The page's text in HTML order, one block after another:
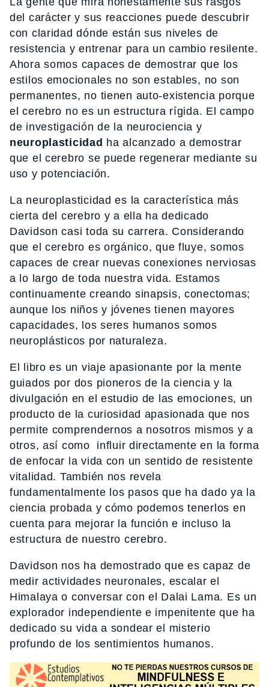
del carácter y sus reacciones puede descubrir
con claridad dónde están sus niveles de
resistencia y entrenar para un cambio resilente.
Ahora somos capaces de demostrar que los
estilos emocionales no son estables, no son
permanentes, no tienen auto-existencia porque
el cerebro no es un estructura rígida. El campo
de investigación de la neurociencia y
neuroplasticidad ha alcanzado a demostrar
que el cerebro se puede regenerar mediante su
uso y potenciación.
La neuroplasticidad es la característica más
cierta del cerebro y a ella ha dedicado
Davidson casi toda su carrera. Considerando
que el cerebro es orgánico, que fluye, somos
capaces de crear nuevas conexiones nerviosas
a lo largo de toda nuestra vida. Estamos
continuamente creando sinapsis, conectomas;
aunque los niños y jóvenes tienen mayores
capacidades, los seres humanos somos
neuroplásticos por naturaleza.
El libro es un viaje apasionante por la mente
guiados por dos pioneros de la ciencia y la
divulgación en el estudio de las emociones, un
producto de la curiosidad apasionada que nos
permite comprendernos a nosotros mismos y a
otros, así como influir directamente en la forma
de enfocar la vida con un sentido de resistente
vitalidad. También nos revela
fundamentalmente los pasos que ha dado ya la
ciencia probada y cómo podemos tenerlos en
cuenta para mejorar la función e incluso la
estructura de nuestro cerebro.
Davidson nos ha demostrado que es capaz de
medir actividades neuronales, escalar el
Himalaya o conversar con el Dalai Lama. Es un
explorador independiente e impenitente que ha
dedicado su vida a sondear el misterio
profundo de los sentimientos humanos.